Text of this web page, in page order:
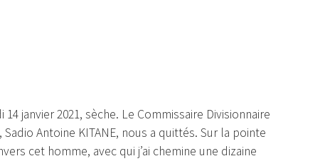
janvier 2021, sèche. Le Commissaire Divisionnaire
Antoine KITANE, nous a quittés. Sur la pointe
cet homme, avec qui j’ai chemine une dizaine